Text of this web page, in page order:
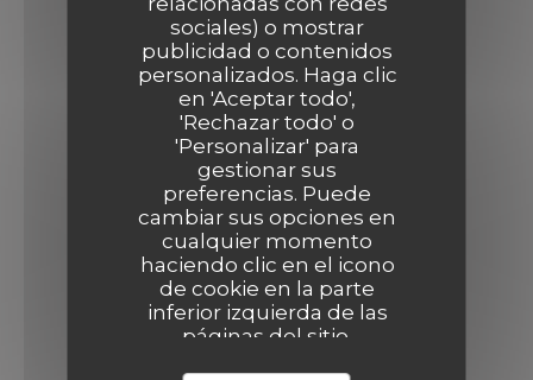
sociales) o mostrar
publicidad o contenidos
personalizados. Haga clic
en 'Aceptar todo',
'Rechazar todo' o
'Personalizar' para
gestionar sus
preferencias. Puede
cambiar sus opciones en
cualquier momento
haciendo clic en el icono
de cookie en la parte
inferior izquierda de las
páginas del sitio.
Micro Sillon
6 place Fernand Rey - Bar à vin 69001 Lyon
09 84 23 52 47
Seguirnos
Facebook ((abre en una nueva
Instagram ((abre en una
BOLETÍN